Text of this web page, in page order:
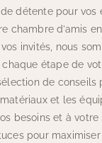
détente pour vos
chambre d’amis
invités, nous
étape de
de conseils
et les
besoins et à votre
pour maximiser